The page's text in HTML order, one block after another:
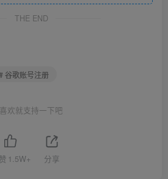
我自己创建”即可。
THE END
谷歌账号注册
喜欢就支持一下吧
1.5W+ 分享